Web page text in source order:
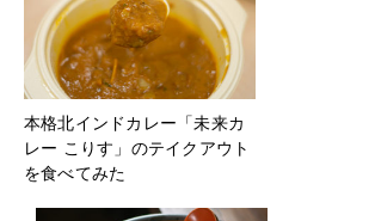
本格北インドカレー「未来カ
レー こりす」のテイクアウト
を食べてみた